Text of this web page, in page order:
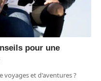
pour une
voyages et d'aventures ?